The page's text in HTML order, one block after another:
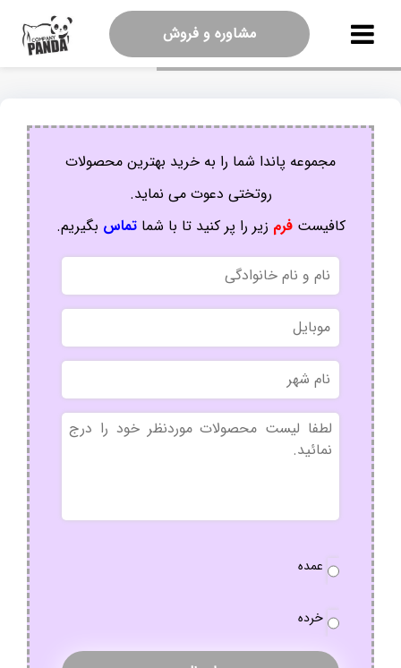
مشاوره و فروش
مجموعه پاندا شما را به خرید بهترین محصولات
روتختی دعوت می نماید.
کافیستفرم زیر را پر کنید تا با شماتماس بگیریم.
نام
و
نام
خانوادگی
موبایل
نام
شهر
بدون
عنوان
سفارش
عمده
خرده